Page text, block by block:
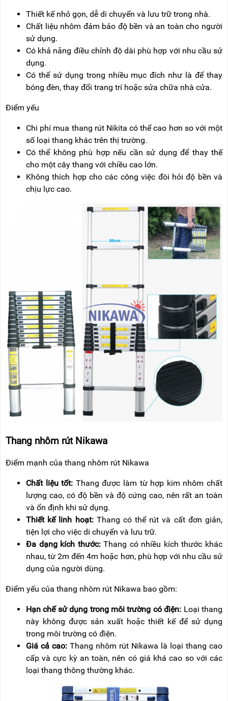
Thiết kế nhỏ gọn, dễ di chuyển và lưu trữ trong nhà.
Chất liệu nhôm đảm bảo độ bền và an toàn cho người
sử dụng.
Có khả năng điều chỉnh độ dài phù hợp với nhu cầu sử
dụng.
Có thể sử dụng trong nhiều mục đích như là để thay
bóng đèn, thay đổi trang trí hoặc sửa chữa nhà cửa.
Điểm yếu
Chi phí mua thang rút Nikita có thể cao hơn so với một
số loại thang khác trên thị trường.
Có thể không phù hợp nếu cần sử dụng để thay thế
cho một cây thang với chiều cao lớn.
Không thích hợp cho các công việc đòi hỏi độ bền và
chịu lực cao.
Thang nhôm rút Nikawa
Điểm mạnh của thang nhôm rút Nikawa
Chất liệu tốt: Thang được làm từ hợp kim nhôm chất
lượng cao, có độ bền và độ cứng cao, nên rất an toàn
và ổn định khi sử dụng.
Thiết kế linh hoạt:Thang có thể rút và cất đơn giản,
tiện lợi cho việc di chuyển và lưu trữ.
Đa dạng kích thước:Thang có nhiều kích thước khác
nhau, từ 2m đến 4m hoặc hơn, phù hợp với nhu cầu sử
dụng của người dùng.
Điểm yếu của thang nhôm rút Nikawa bao gồm:
Hạn chế sử dụng trong môi trường có điện: Loại thang
này không được sản xuất hoặc thiết kế để sử dụng
trong môi trường có điện.
Giá cả cao: Thang nhôm rút Nikawa là loại thang cao
cấp và cực kỳ an toàn, nên có giá khá cao so với các
loại thang thông thường khác.